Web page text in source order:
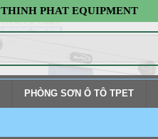
THINH PHAT EQUIPMENT
PHÒNG SƠN Ô TÔ TPET